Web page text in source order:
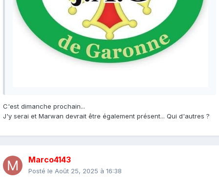
C'est dimanche prochain...
J'y serai et Marwan devrait être également présent... Qui d'autres ?
Marco4143
Posté le Août 25, 2025 à 16:38